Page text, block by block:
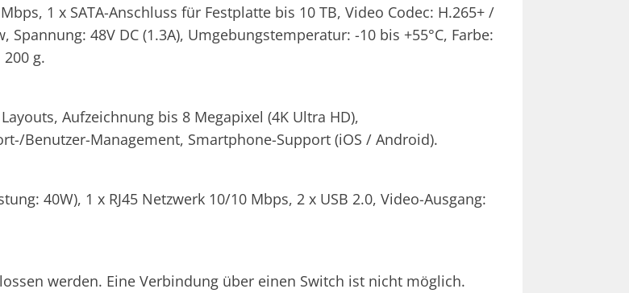
1 x SATA-Anschluss für Festplatte bis 10 TB, Video Codec: H.265+ /
Spannung: 48V DC (1.3A), Umgebungstemperatur: -10 bis +55°C, Farbe:
g.
Aufzeichnung bis 8 Megapixel (4K Ultra HD),
Benutzer-Management, Smartphone-Support (iOS / Android).
40W), 1 x RJ45 Netzwerk 10/10 Mbps, 2 x USB 2.0, Video-Ausgang:
werden. Eine Verbindung über einen Switch ist nicht möglich.